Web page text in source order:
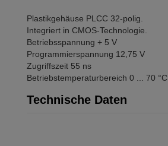
Plastikgehäuse PLCC 32-polig.
Integriert in CMOS-Technologie.
Betriebsspannung + 5 V
Programmierspannung 12,75 V
Zugriffszeit 55 ns
Betriebstemperaturbereich 0 ... 70 °C
Technische Daten